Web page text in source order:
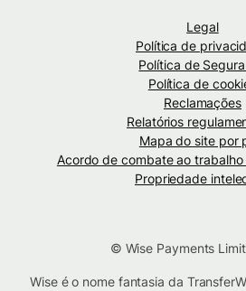
Legal
Política de
Política de
Política de
Reclamações
Relatórios
Mapa do site por
Acordo de combate ao
Propriedade
© Wise Payments
Wise é o nome fantasia da